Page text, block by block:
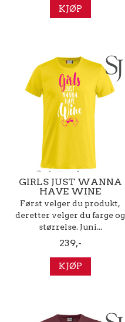
KJØP
GIRLS JUST WANNA
HAVE WINE
Først velger du produkt,
deretter velger du farge og
størrelse. Juni...
239,-
KJØP